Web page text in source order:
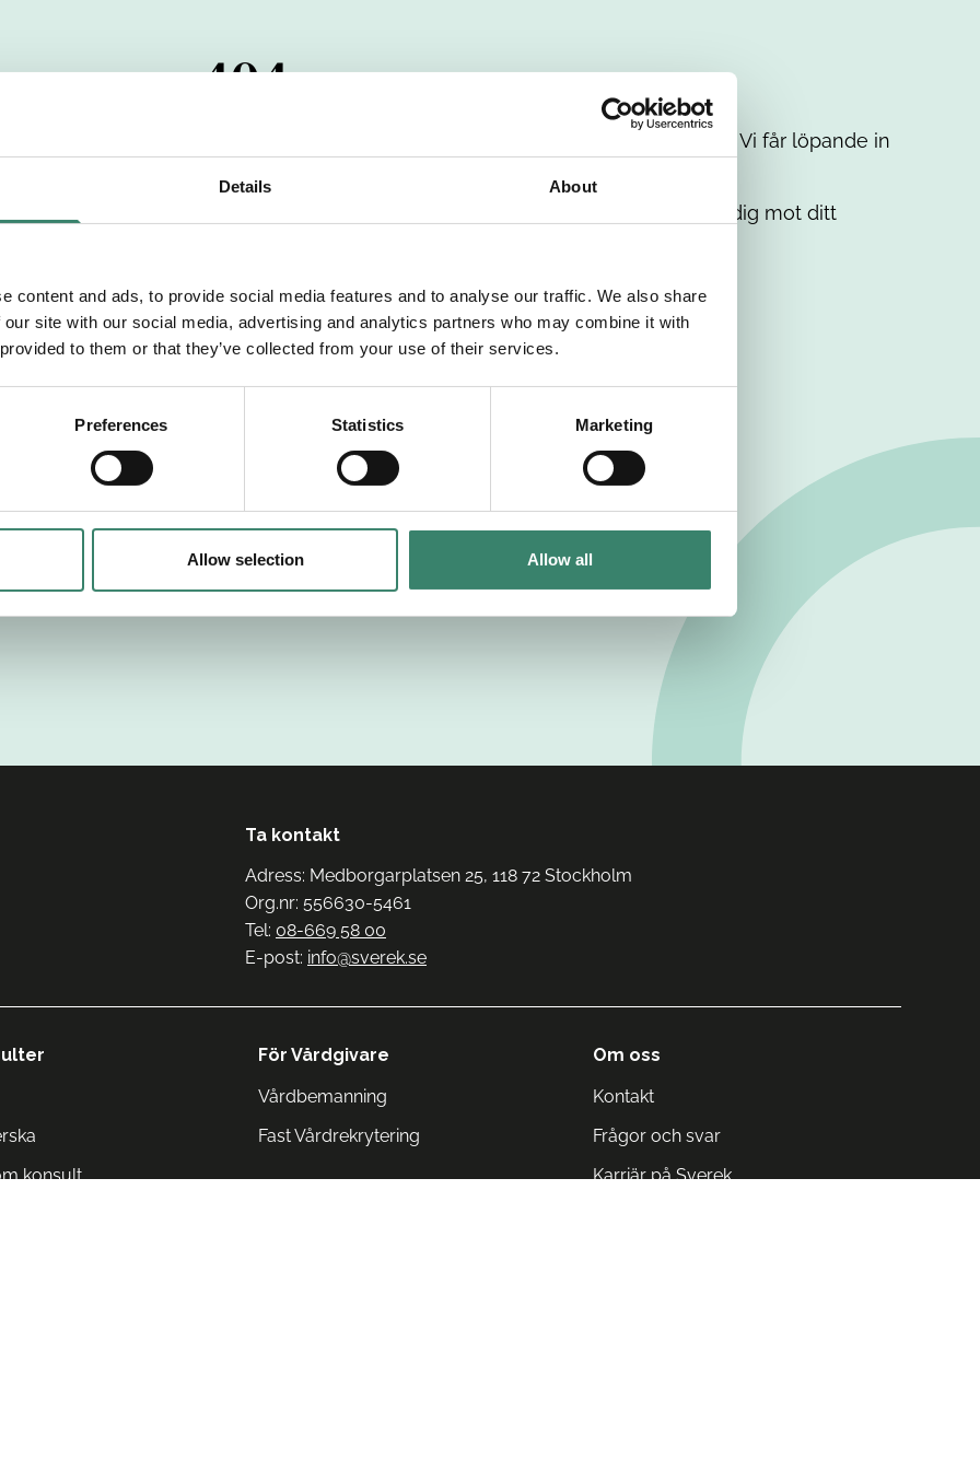
Details About
content and ads, to provide social media features and to analyse our traffic. We also share
site with our social media, advertising and analytics partners who may combine it with
to them or that they’ve collected from your use of their services.
Preferences Statistics Marketing
Allow selection Allow all
404
har passerats. Vi uppskattar verkligen ditt intresse. Misströsta inte. Vi får löpande in
dig med mer information om våra aktuella uppdrag. Tillsammans matchar vi dig mot ditt
Tillbaka till Sverek
Ta kontakt
Adress: Medborgarplatsen 25, 118 72 Stockholm
Org.nr: 556630-5461
Tel: 08-669 58 00
E-post: info@sverek.se
konsult
För Vårdgivare
Vårdbemanning
Fast Vårdrekrytering
Om oss
Kontakt
Frågor och svar
Karriär på Sverek